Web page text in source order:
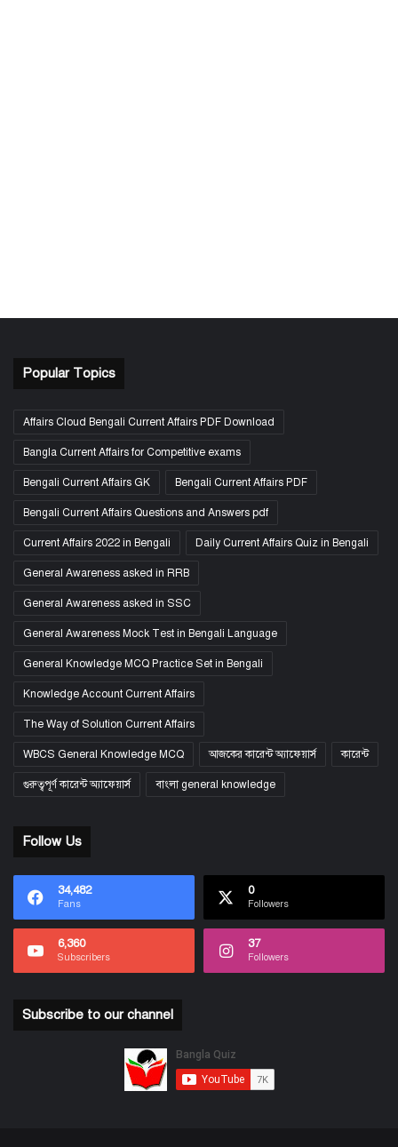
Popular Topics
Affairs Cloud Bengali Current Affairs PDF Download
Bangla Current Affairs for Competitive exams
Bengali Current Affairs GK Bengali Current Affairs PDF
Bengali Current Affairs Questions and Answers pdf
Current Affairs 2022 in Bengali Daily Current Affairs Quiz in Bengali
General Awareness asked in RRB
General Awareness asked in SSC
General Awareness Mock Test in Bengali Language
General Knowledge MCQ Practice Set in Bengali
Knowledge Account Current Affairs
The Way of Solution Current Affairs
WBCS General Knowledge MCQ আজকের কারেন্ট অ্যাফেয়ার্স কারেন্ট
গুরুত্বপূর্ণ কারেন্ট অ্যাফেয়ার্স বাংলা general knowledge
Follow Us
34,482
Fans
0
Followers
6,360
Subscribers
37
Followers
Subscribe to our channel